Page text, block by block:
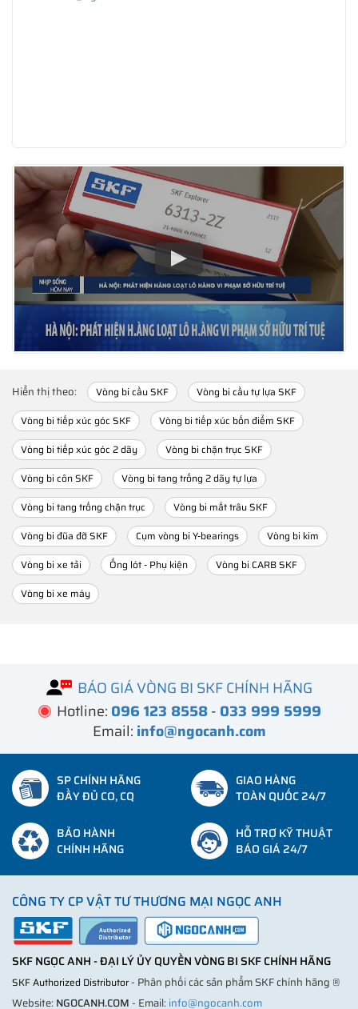
Hiển thị theo: Vòng bi cầu SKF
Vòng bi cầu tự lựa SKF
Vòng bi tiếp xúc góc SKF
Vòng bi tiếp xúc bốn điểm SKF
Vòng bi tiếp xúc góc 2 dãy
Vòng bi chặn trục SKF
Vòng bi côn SKF
Vòng bi tang trống 2 dãy tự lựa
Vòng bi tang trống chặn trục
Vòng bi mắt trâu SKF
Vòng bi đũa đỡ SKF
Cụm vòng bi Y-bearings
Vòng bi kim
Vòng bi xe tải
Ống lót - Phụ kiện
Vòng bi CARB SKF
Vòng bi xe máy
BÁO GIÁ VÒNG BI SKF CHÍNH HÃNG
Hotline: 096 123 8558- 033 999 5999
Email: info@ngocanh.com
SP CHÍNH HÃNG
ĐẦY ĐỦ CO, CQ
GIAO HÀNG
TOÀN QUỐC 24/7
BẢO HÀNH
CHÍNH HÃNG
HỖ TRỢ KỸ THUẬT
BÁO GIÁ 24/7
CÔNG TY CP VẬT TƯ THƯƠNG MẠI NGỌC ANH
SKF NGỌC ANH - ĐẠI LÝ ỦY QUYỀN VÒNG BI SKF CHÍNH HÃNG
SKF Authorized Distributor- Phân phối các sản phẩm SKF chính hãng ®
Website: NGOCANH.COM- Email: info@ngocanh.com